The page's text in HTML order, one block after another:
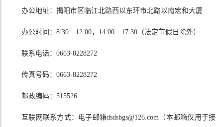
办公地址：揭阳市区临江北路西以东环市北路以南宏和大厦
办公时间：8:30－12:00，14:00－17:30（法定节假日除外）
联系电话：0663-8228272
传真号码：0663-8228272
邮政编码：515526
互联网联系方式：电子邮箱dsdsbgs@126.com（本邮箱仅用于接